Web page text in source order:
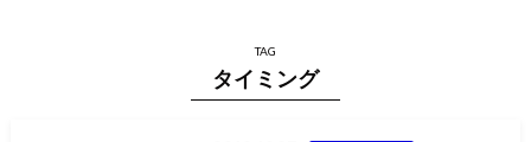
TAG
タイミング